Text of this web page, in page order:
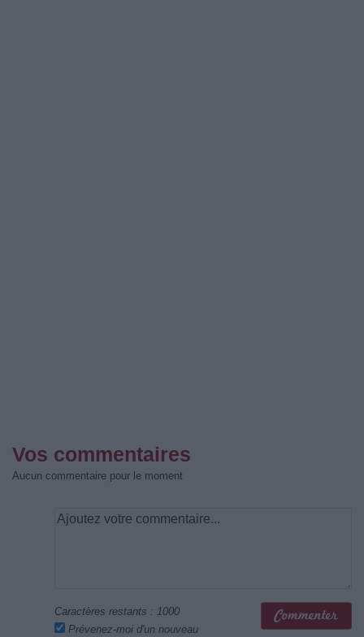
Vos commentaires
Aucun commentaire pour le moment
Caractères restants : 1000
Prévenez-moi d'un nouveau